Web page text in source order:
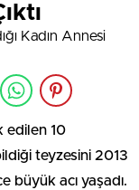
edilen 10
teyzesini 2013
büyük acı yaşadı.